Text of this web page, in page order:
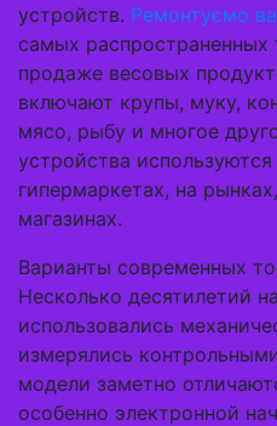
устройств. Ремонтуємо
самых
продаже весовых
включают крупы, муку,
мясо, рыбу и многое
устройства
гипермаркетах, на
магазинах.
Варианты современных
Несколько десятилетий
использовались
измерялись
модели заметно
особенно электронной